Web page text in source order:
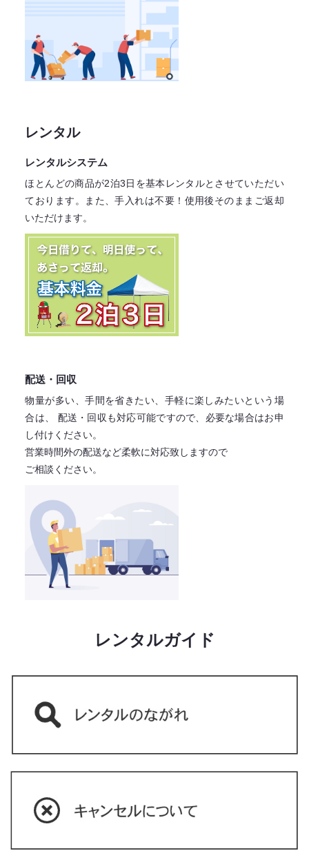
レンタル
レンタルシステム
ほとんどの商品が2泊3日を基本レンタルとさせていただい
ております。
また、手入れは不要！ 使用後そのままご返却
いただけます。
配送・回収
物量が多い、手間を省きたい、手軽に楽しみたいという場
合は、
配送・回収も対応可能ですので、必要な場合はお申
し付けください。
営業時間外の配送など柔軟に対応致しますので
ご相談ください。
レンタルガイド